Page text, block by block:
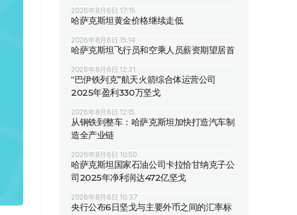
2026年8月6日 17:15
哈萨克斯坦黄金价格继续走低
2026年8月6日 15:14
哈萨克斯坦飞行员和空乘人员薪资期望居首
2026年8月6日 12:31
“巴伊铁列克”航天火箭综合体运营公司
2025年盈利330万坚戈
2026年8月6日 12:15
从钢铁到整车：哈萨克斯坦加快打造汽车制
造全产业链
2026年8月6日 10:50
哈萨克斯坦国家石油公司卡拉恰甘纳克子公
司2025年净利润达472亿坚戈
2026年8月6日 10:37
央行公布6日坚戈与主要外币之间的汇率标